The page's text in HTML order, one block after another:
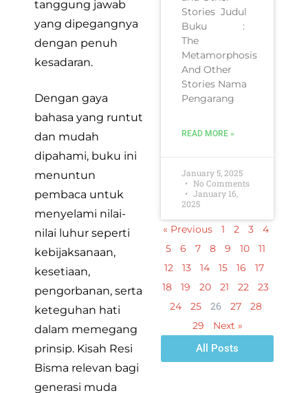
tanggung jawab
yang dipegangnya
dengan penuh
kesadaran.
Dengan gaya
bahasa yang runtut
dan mudah
dipahami, buku ini
menuntun
pembaca untuk
menyelami nilai-
nilai luhur seperti
kebijaksanaan,
kesetiaan,
pengorbanan, serta
keteguhan hati
dalam memegang
prinsip. Kisah Resi
Bisma relevan bagi
generasi muda
Stories Judul
Buku :
The
Metamorphosis
And Other
Stories Nama
Pengarang
READ MORE »
January 5, 2025
No Comments
January 16,
2025
« Previous 1 2 3
4
5
6 7 8 9 10
11
12
13 14 15 16
17
18
19 20 21 22
23
24
25 26 27
28
29
Next »
All Posts